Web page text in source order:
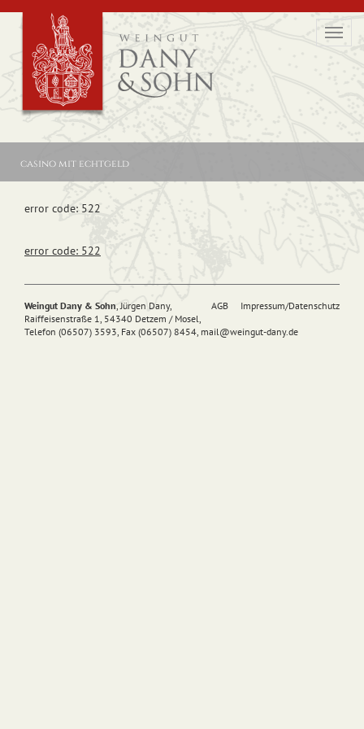
casino mit echtgeld
error code: 522
error code: 522
AGB Impressum/Datenschutz
Weingut Dany & Sohn, Jürgen Dany,
Raiffeisenstraße 1, 54340 Detzem / Mosel,
Telefon (06507) 3593, Fax (06507) 8454, mail@weingut-dany.de